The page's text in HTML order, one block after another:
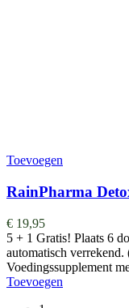
Toevoegen
RainPharma
€ 19,95
5 + 1 Gratis! Plaats 6
automatisch verrekend.
Voedingssupplement
Toevoegen